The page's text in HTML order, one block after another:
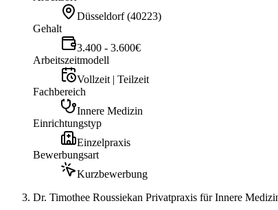
Düsseldorf (40223)
Gehalt
3.400 - 3.600€
Arbeitszeitmodell
Vollzeit | Teilzeit
Fachbereich
Innere Medizin
Einrichtungstyp
Einzelpraxis
Bewerbungsart
Kurzbewerbung
Dr. Timothee Roussiekan Privatpraxis für Innere